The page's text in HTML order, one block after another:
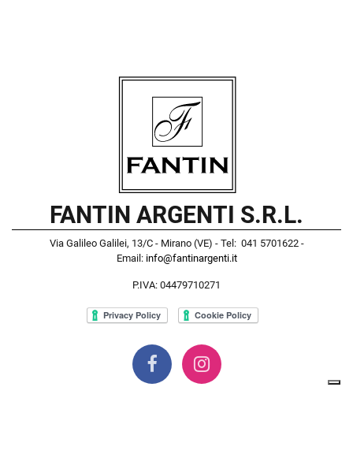
FANTIN ARGENTI S.R.L.
Via Galileo Galilei, 13/C - Mirano (VE) - Tel: 041 5701622 -
Email: info@fantinargenti.it
P.IVA: 04479710271